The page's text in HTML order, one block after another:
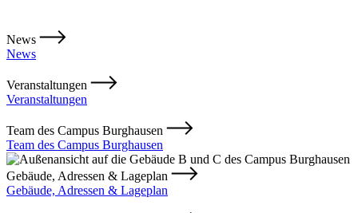
News
News
Veranstaltungen
Veranstaltungen
Team des Campus Burghausen
Team des Campus Burghausen
Gebäude, Adressen & Lageplan
Gebäude, Adressen & Lageplan